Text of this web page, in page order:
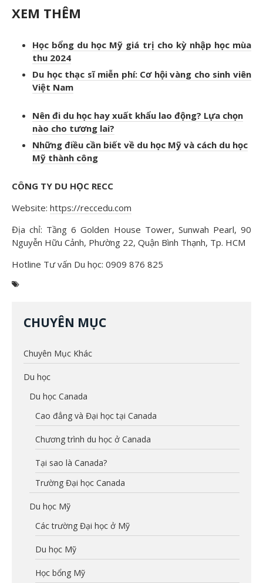
XEM THÊM
Học bổng du học Mỹ giá trị cho kỳ nhập học mùa
thu 2024
Du học thạc sĩ miễn phí: Cơ hội vàng cho sinh viên
Việt Nam
Nên đi du học hay xuất khẩu lao động? Lựa chọn
nào cho tương lai?
Những điều cần biết về du học Mỹ và cách du học
Mỹ thành công
CÔNG TY DU HỌC RECC
Website: https://reccedu.com
Địa chỉ: Tầng 6 Golden House Tower, Sunwah Pearl, 90
Nguyễn Hữu Cảnh, Phường 22, Quận Bình Thạnh, Tp. HCM
Hotline Tư vấn Du học: 0909 876 825
CHUYÊN MỤC
Chuyên Mục Khác
Du học
Du học Canada
Cao đẳng và Đại học tại Canada
Chương trình du học ở Canada
Tại sao là Canada?
Trường Đại học Canada
Du học Mỹ
Các trường Đại học ở Mỹ
Du học Mỹ
Học bổng Mỹ